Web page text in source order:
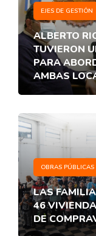
EJES DE GESTIÓN
ALBERTO
TUVIERON
PARA
AMBAS
OBRAS PÚBLICAS
LAS
46
DE